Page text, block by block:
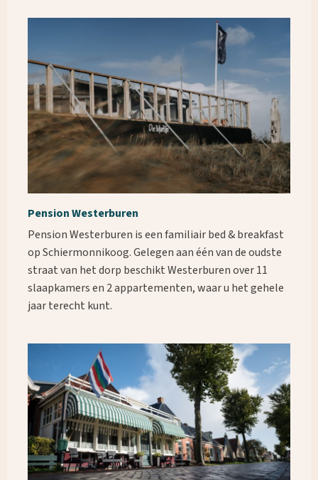
Pension Westerburen
Pension Westerburen is een familiair bed & breakfast
op Schiermonnikoog. Gelegen aan één van de oudste
straat van het dorp beschikt Westerburen over 11
slaapkamers en 2 appartementen, waar u het gehele
jaar terecht kunt.